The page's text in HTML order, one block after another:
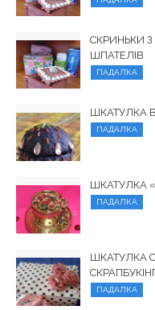
СКРИНЬКИ
ШПАТЕЛІВ
ПАДАЛКА
ШКАТУЛКА
ПАДАЛКА
ШКАТУЛКА
ПАДАЛКА
ШКАТУЛКА
ПАДАЛКА